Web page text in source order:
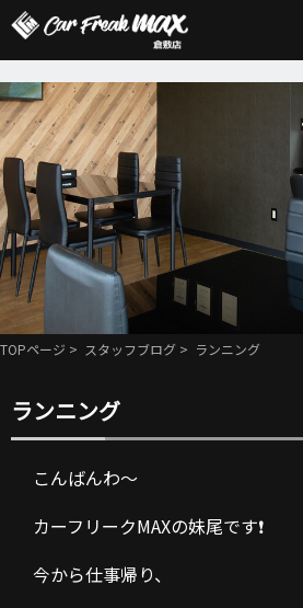
TOPページ > スタッフブログ > ランニング
ランニング
こんばんわ～
カーフリークMAXの妹尾です❗
今から仕事帰り、